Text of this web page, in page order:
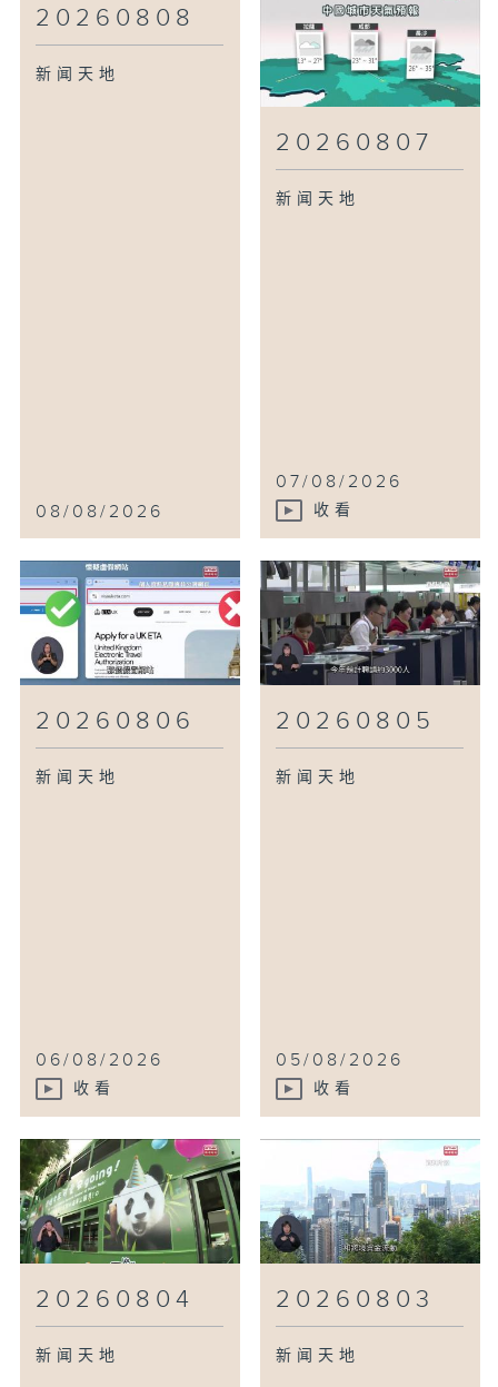
20260808
新闻天地
08/08/2026
20260807
新闻天地
07/08/2026
收看
20260806
新闻天地
06/08/2026
收看
20260805
新闻天地
05/08/2026
收看
20260804
新闻天地
20260803
新闻天地